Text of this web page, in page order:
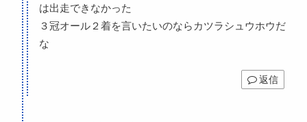
は出走できなかった
３冠オール２着を言いたいのならカツラシュウホウだ
な
返信